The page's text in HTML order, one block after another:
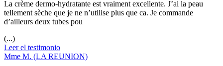
La crème dermo-hydratante est vraiment excellente. J’ai la peau
tellement sèche que je ne n’utilise plus que ca. Je commande
d’ailleurs deux tubes pou
(...)
Leer el testimonio
Mme M. (LA REUNION)